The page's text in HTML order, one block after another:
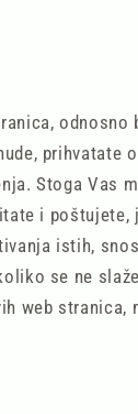
odnosno
prihvatate
Stoga Vas
i poštujete,
istih,
se ne
web stranica,